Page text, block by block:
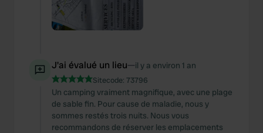
J'ai évalué un lieu—il y a environ 1 an
Sitecode: 73796
Un camping vraiment magnifique, avec une plage
de sable fin. Pour cause de maladie, nous y
sommes restés trois nuits. Nous vous
recommandons de réserver les emplacements